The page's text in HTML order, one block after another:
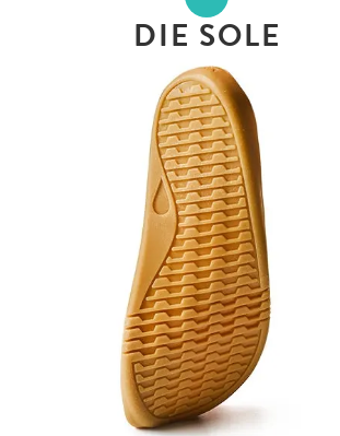
DIE SOLE